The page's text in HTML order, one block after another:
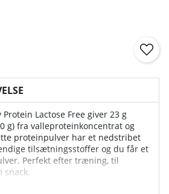
Protein Lactose Free giver 23 g
g) fra valleproteinkoncentrat og
proteinpulver har et nedstribet
tilsætningsstoffer og du får et
Perfekt efter træning, til
snack.